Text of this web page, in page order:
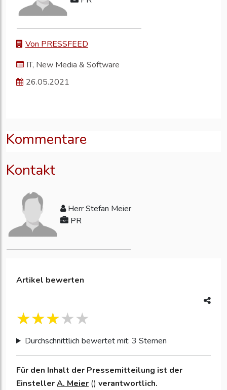
Von PRESSFEED
IT, New Media & Software
26.05.2021
Kommentare
Kontakt
Herr Stefan Meier
PR
Artikel bewerten
Durchschnittlich bewertet mit: 3 Sternen
Für den Inhalt der Pressemitteilung ist der
EinstellerA. Meier () verantwortlich.